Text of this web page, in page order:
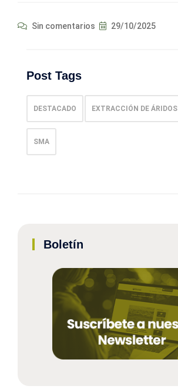
Sin comentarios 29/10/2025
Post Tags
DESTACADO EXTRACCIÓN DE ÁRIDOS
SMA
Boletín